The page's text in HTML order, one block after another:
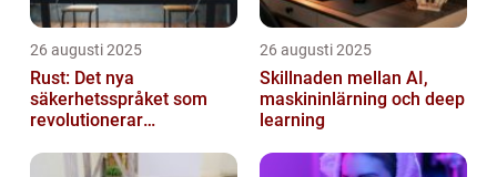
26 augusti 2025
Rust: Det nya
säkerhetsspråket som
revolutionerar
26 augusti 2025
Skillnaden mellan AI,
maskininlärning och deep
learning